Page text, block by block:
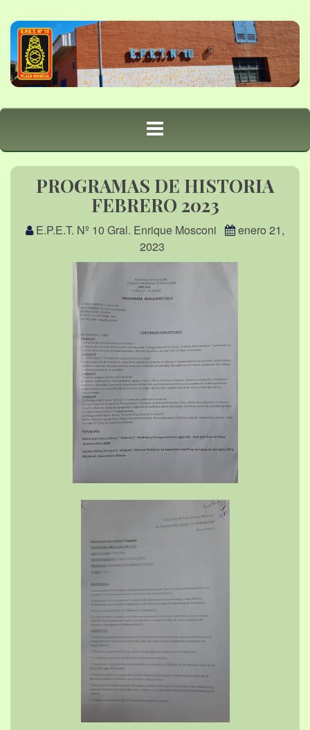
PROGRAMAS DE HISTORIA
FEBRERO 2023
E.P.E.T. Nº 10 Gral. Enrique Mosconi
enero 21,
2023